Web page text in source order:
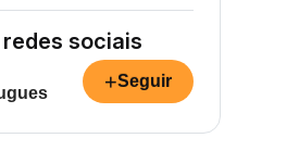
sociais
+Seguir